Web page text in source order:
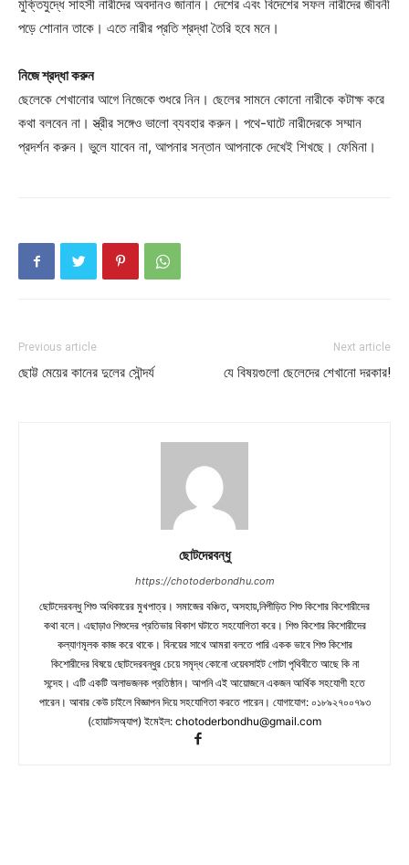
মুক্তিযুদ্ধে সাহসী নারীদের অবদানও জানান। দেশের এবং বিদেশের সফল নারীদের জীবনী
পড়ে শোনান তাকে। এতে নারীর প্রতি শ্রদ্ধা তৈরি হবে মনে।
নিজে শ্রদ্ধা করুন
ছেলেকে শেখানোর আগে নিজেকে শুধরে নিন। ছেলের সামনে কোনো নারীকে কটাক্ষ করে
কথা বলবেন না। স্ত্রীর সঙ্গেও ভালো ব্যবহার করুন। পথে-ঘাটে নারীদেরকে সম্মান
প্রদর্শন করুন। ভুলে যাবেন না, আপনার সন্তান আপনাকে দেখেই শিখছে। ফেমিনা।
Previous article
ছোট্ট মেয়ের কানের দুলের সৌন্দর্য
Next article
যে বিষয়গুলো ছেলেদের শেখানো দরকার!
ছোটদেরবন্ধু
https://chotoderbondhu.com
ছোটদেরবন্ধু শিশু অধিকারের মুখপাত্র। সমাজের বঞ্চিত, অসহায়,নিপীড়িত শিশু কিশোর কিশোরীদের
কথা বলে। এছাড়াও শিশুদের প্রতিভার বিকাশ ঘটাতে সহযোগিতা করে। শিশু কিশোর কিশোরীদের
কল্যাণমূলক কাজ করে থাকে। বিনয়ের সাথে আমরা বলতে পারি একক ভাবে শিশু কিশোর
কিশোরীদের বিষয়ে ছোটদেরবন্ধুর চেয়ে সমৃদ্ধ কোনো ওয়েবসাইট গোটা পৃথিবীতে আছে কি না
সন্দেহ। এটি একটি অলাভজনক প্রতিষ্ঠান। আপনি এই আয়োজনে একজন আর্থিক সহযোগী হতে
পারেন। আবার কেউ চাইলে বিজ্ঞাপন দিয়ে সহযোগিতা করতে পারেন। যোগাযোগ: ০১৮৯২৭০০৭৯৩
(হোয়াটসঅ্যাপ) ইমেইল: chotoderbondhu@gmail.com